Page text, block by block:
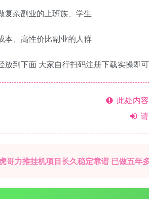
复杂副业的上班族、学生
本、高性价比副业的人群
放到下面 大家自行扫码注册下载实操即可
此处内
哥力推挂机项目长久稳定靠谱 已做五年